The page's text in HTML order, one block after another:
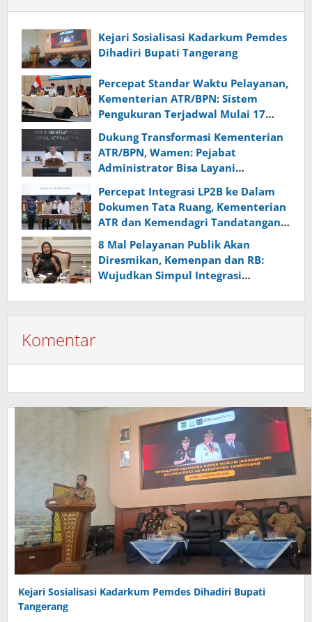
Kejari Sosialisasi Kadarkum Pemdes
Dihadiri Bupati Tangerang
Percepat Standar Waktu Pelayanan,
Kementerian ATR/BPN: Sistem
Pengukuran Terjadwal Mulai 17
Agustus Nanti
Dukung Transformasi Kementerian
ATR/BPN, Wamen: Pejabat
Administrator Bisa Layani
Percepat Integrasi LP2B ke Dalam
Dokumen Tata Ruang, Kementerian
ATR dan Kemendagri Tandatangan
Surat Edaran Bersama
8 Mal Pelayanan Publik Akan
Diresmikan, Kemenpan dan RB:
Wujudkan Simpul Integrasi
Komentar
Kejari Sosialisasi Kadarkum Pemdes Dihadiri Bupati
Tangerang